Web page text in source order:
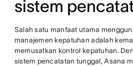
sistem
Salah satu manfaat utama
manajemen kepatuhan adalah
memusatkan kontrol kepatuhan.
sistem pencatatan tunggal, Asana